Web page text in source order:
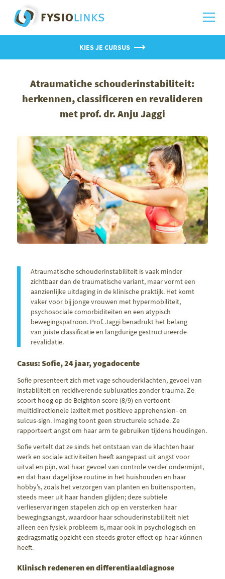
KIES JE CURSUS
Atraumatiche schouderinstabiliteit:
herkennen, classificeren en revalideren
met prof. dr. Anju Jaggi
Atraumatische schouderinstabiliteit is vaak minder
zichtbaar dan de traumatische variant, maar vormt een
aanzienlijke uitdaging in de klinische praktijk. Het komt
vaker voor bij jonge vrouwen met hypermobiliteit,
psychosociale comorbiditeiten en een atypisch
bewegingspatroon. Prof. Jaggi benadrukt het belang
van juiste classificatie en langdurige gestructureerde
revalidatie.
Casus: Sofie, 24 jaar, yogadocente
Sofie presenteert zich met vage schouderklachten, gevoel van
instabiliteit en recidiverende subluxaties zonder trauma. Ze
scoort hoog op de Beighton score (8/9) en vertoont
multidirectionele laxiteit met positieve apprehension- en
sulcus-sign. Imaging toont geen structurele schade. Ze
rapporteert angst om haar arm te gebruiken tijdens houdingen.
Sofie vertelt dat ze sinds het ontstaan van de klachten haar
werk en sociale activiteiten heeft aangepast uit angst voor
uitval en pijn, wat haar gevoel van controle verder ondermijnt,
en dat haar dagelijkse routine in het huishouden en haar
hobby’s, zoals het verzorgen van planten en buitensporten,
steeds meer uit haar handen glijden; deze subtiele
verlieservaringen stapelen zich op en versterken haar
bewegingsangst, waardoor haar schouderinstabiliteit niet
alleen een fysiek probleem is, maar ook in psychologisch en
gedragsmatig opzicht een steeds groter effect op haar kúnnen
heeft.
Klinisch redeneren en differentiaaldiagnose